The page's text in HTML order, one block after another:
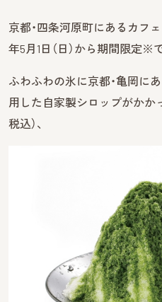
京都・四条河原町にあるカフェ
年5月1日（日）から期間限定※
ふわふわの氷に京都・亀岡に
用した自家製シロップがかかっ
税込）、